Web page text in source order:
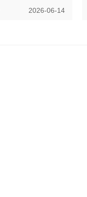
2026-06-14